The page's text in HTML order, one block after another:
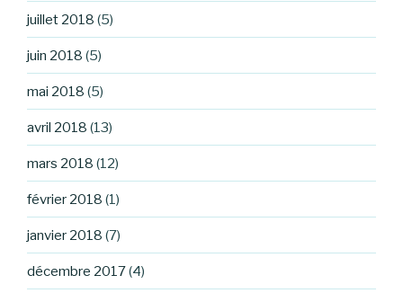
juillet 2018 (5)
juin 2018 (5)
mai 2018 (5)
avril 2018 (13)
mars 2018 (12)
février 2018 (1)
janvier 2018 (7)
décembre 2017(4)